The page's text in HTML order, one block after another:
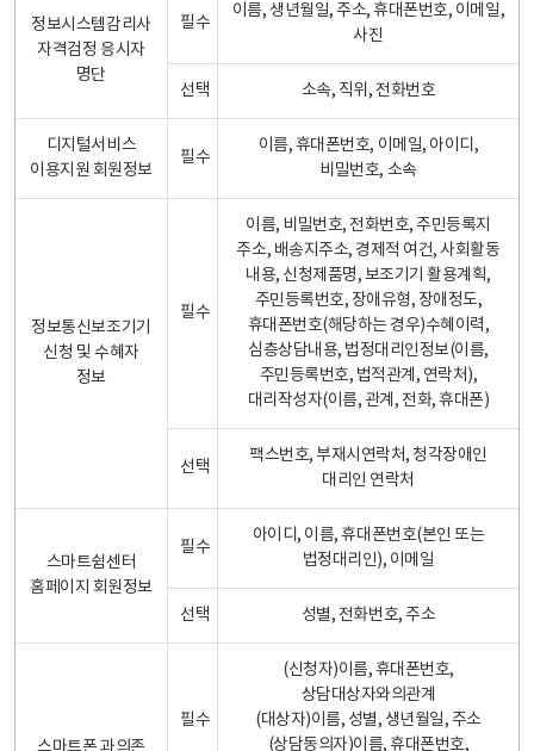
정보시스템감리사
자격검정 응시자
명단
필수
이름, 생년월일, 주소, 휴대폰번호, 이메일,
사진
선택 소속, 직위, 전화번호
디지털서비스
이용지원 회원정보
필수
이름, 휴대폰번호, 이메일, 아이디,
비밀번호, 소속
정보통신보조기기
신청 및 수혜자
정보
필수
이름, 비밀번호, 전화번호, 주민등록지
주소, 배송지주소, 경제적 여건, 사회활동
내용, 신청제품명, 보조기기 활용계획,
주민등록번호, 장애유형, 장애정도,
휴대폰번호(해당하는 경우)수혜이력,
심층상담내용, 법정대리인정보(이름,
주민등록번호, 법적관계, 연락처),
대리작성자(이름, 관계, 전화, 휴대폰)
선택
팩스번호, 부재시연락처, 청각장애인
대리인 연락처
스마트쉼센터
홈페이지 회원정보
필수
아이디, 이름, 휴대폰번호(본인 또는
법정대리인), 이메일
선택 성별, 전화번호, 주소
필수
(신청자)이름, 휴대폰번호,
상담대상자와의관계
(대상자)이름, 성별, 생년월일, 주소
(상담동의자)이름, 휴대폰번호,